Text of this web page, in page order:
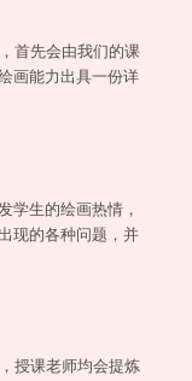
首先会由我们的课
画能力出具一份详
学生的绘画热情，
现的各种问题，并
授课老师均会提炼